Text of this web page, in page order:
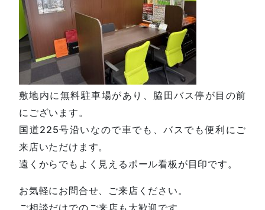
敷地内に無料駐車場があり、脇田バス停が目の前
にございます。
国道225号沿いなので車でも、バスでも便利にご
来店いただけます。
遠くからでもよく見えるポール看板が目印です。
お気軽にお問合せ、ご来店ください。
ご相談だけでのご来店も大歓迎です。